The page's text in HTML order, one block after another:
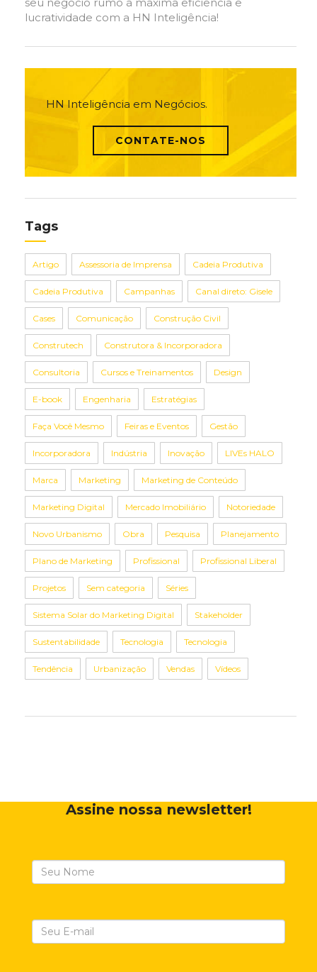
seu negócio rumo à máxima eficiência e
lucratividade com a HN Inteligência!
HN Inteligência em Negócios.
CONTATE-NOS
Tags
Artigo Assessoria de Imprensa Cadeia Produtiva
Cadeia Produtiva Campanhas Canal direto: Gisele
Cases Comunicação Construção Civil
Construtech Construtora & Incorporadora
Consultoria Cursos e Treinamentos Design
E-book Engenharia Estratégias
Faça Você Mesmo Feiras e Eventos Gestão
Incorporadora Indústria Inovação LIVEs HALO
Marca Marketing Marketing de Conteúdo
Marketing Digital Mercado Imobiliário Notoriedade
Novo Urbanismo Obra Pesquisa Planejamento
Plano de Marketing Profissional Profissional Liberal
Projetos Sem categoria Séries
Sistema Solar do Marketing Digital Stakeholder
Sustentabilidade Tecnologia Tecnologia
Tendência Urbanização Vendas Vídeos
Assine nossa newsletter!